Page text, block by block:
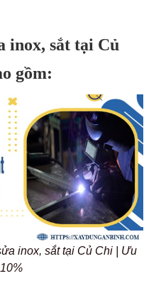
inox, sắt tại Củ
gồm:
inox, sắt tại Củ Chi | Ưu